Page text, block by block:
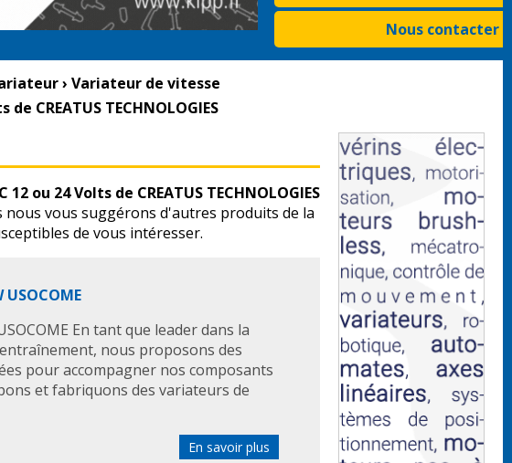
Nous contacter
› Variateur de vitesse
CREATUS TECHNOLOGIES
ou 24 Volts de CREATUS TECHNOLOGIES
nous vous suggérons d'autres produits de la
de vous intéresser.
En tant que leader dans la
nous proposons des
pour accompagner nos composants
et fabriquons des variateurs de
En savoir plus